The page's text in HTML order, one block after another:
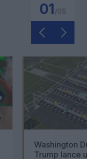
01
Washington
Trump lance